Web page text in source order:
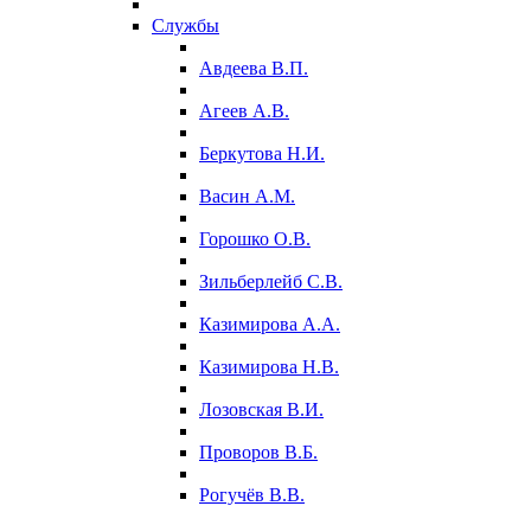
Службы
Авдеева В.П.
Агеев А.В.
Беркутова Н.И.
Васин А.М.
Горошко О.В.
Зильберлейб С.В.
Казимирова А.А.
Казимирова Н.В.
Лозовская В.И.
Проворов В.Б.
Рогучёв В.В.